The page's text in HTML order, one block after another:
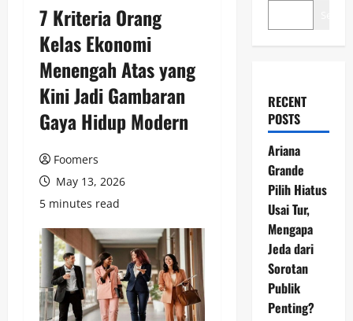
7 Kriteria Orang
Kelas Ekonomi
Menengah Atas yang
Kini Jadi Gambaran
Gaya Hidup Modern
Foomers
May 13, 2026
5 minutes read
RECENT
POSTS
Ariana
Grande
Pilih Hiatus
Usai Tur,
Mengapa
Jeda dari
Sorotan
Publik
Penting?